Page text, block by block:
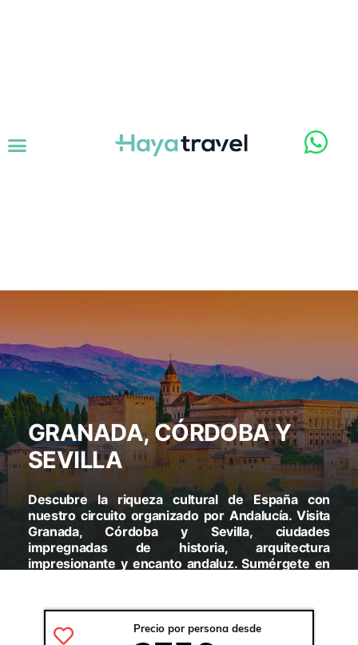
GRANADA, CÓRDOBA Y
SEVILLA
Descubre la riqueza cultural de España con
nuestro circuito organizado por Andalucía. Visita
Granada, Córdoba y Sevilla, ciudades
impregnadas de historia, arquitectura
impresionante y encanto andaluz. Sumérgete en
te espera!
Precio por persona desde